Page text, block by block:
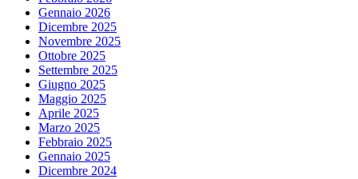
Gennaio 2026
Dicembre 2025
Novembre 2025
Ottobre 2025
Settembre 2025
Giugno 2025
Maggio 2025
Aprile 2025
Marzo 2025
Febbraio 2025
Gennaio 2025
Dicembre 2024